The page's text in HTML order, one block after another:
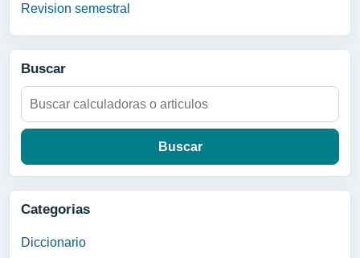
Revision semestral
Buscar
Buscar:
Categorias
Diccionario